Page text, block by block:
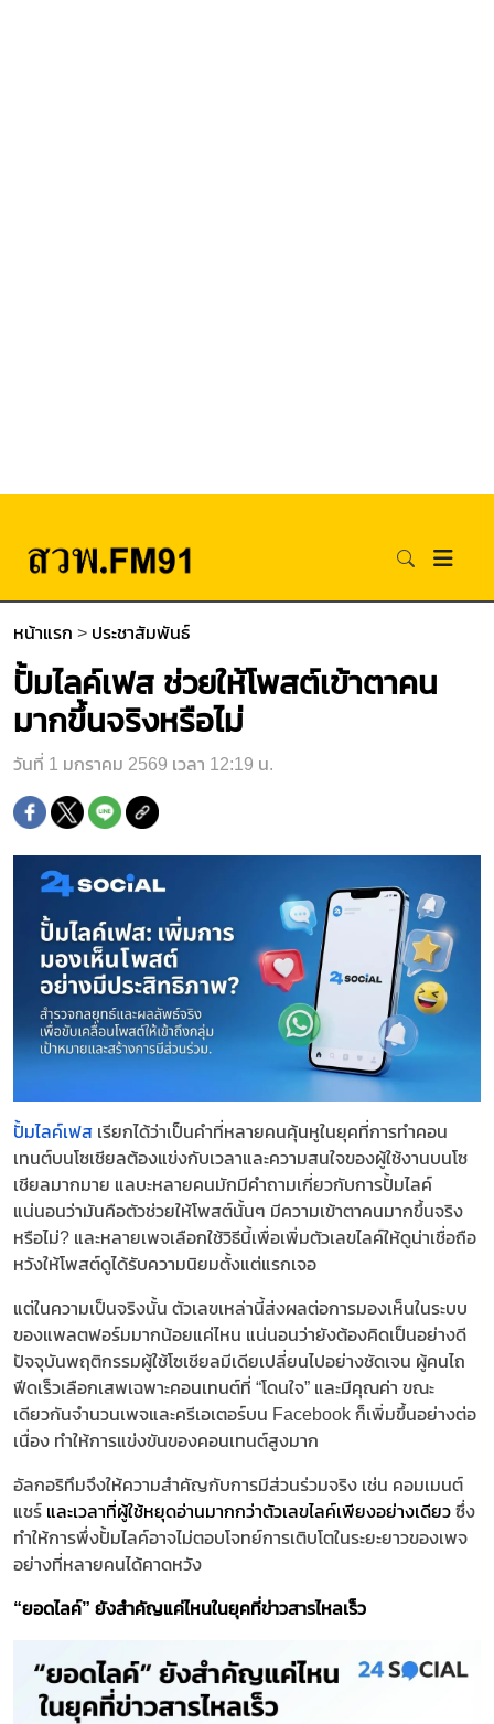
หน้าแรก > ประชาสัมพันธ์
​​ปั้มไลค์เฟส ช่วยให้โพสต์เข้าตาคน
มากขึ้นจริงหรือไม่​
วันที่ 1 มกราคม 2569 เวลา 12:19 น.
ปั้มไลค์เฟส เรียกได้ว่าเป็นคำที่หลายคนคุ้นหูในยุคที่การทำคอน
เทนต์บนโซเชียลต้องแข่งกับเวลาและความสนใจของผู้ใช้งานบนโซ
เชียลมากมาย แลบะหลายคนมักมีคำถามเกี่ยวกับการปั้มไลค์
แน่นอนว่ามันคือตัวช่วยให้โพสต์นั้นๆ มีความเข้าตาคนมากขึ้นจริง
หรือไม่? และหลายเพจเลือกใช้วิธีนี้เพื่อเพิ่มตัวเลขไลค์ให้ดูน่าเชื่อถือ
หวังให้โพสต์ดูได้รับความนิยมตั้งแต่แรกเจอ​
​​แต่ในความเป็นจริงนั้น ตัวเลขเหล่านี้ส่งผลต่อการมองเห็นในระบบ
ของแพลตฟอร์มมากน้อยแค่ไหน แน่นอนว่ายังต้องคิดเป็นอย่างดี
ปัจจุบันพฤติกรรมผู้ใช้โซเชียลมีเดียเปลี่ยนไปอย่างชัดเจน ผู้คนไถ
ฟีดเร็วเลือกเสพเฉพาะคอนเทนต์ที่ “โดนใจ” และมีคุณค่า ขณะ
เดียวกันจำนวนเพจและครีเอเตอร์บน Facebook ก็เพิ่มขึ้นอย่างต่อ
เนื่อง ทำให้การแข่งขันของคอนเทนต์สูงมาก​
อัลกอริทึมจึงให้ความสำคัญกับการมีส่วนร่วมจริง เช่น คอมเมนต์
แชร์ และเวลาที่ผู้ใช้หยุดอ่านมากกว่าตัวเลขไลค์เพียงอย่างเดียว ซึ่ง
ทำให้การพึ่งปั้มไลค์อาจไม่ตอบโจทย์การเติบโตในระยะยาวของเพจ
อย่างที่หลายคนได้คาดหวัง
“ยอดไลค์” ยังสำคัญแค่ไหนในยุคที่ข่าวสารไหลเร็ว